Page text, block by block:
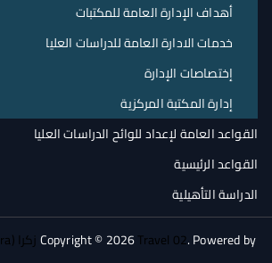
أهداف الإدارة العامة للمكتبات
خدمات الادارة العامة للدراسات العليا
إختصاصات الإدارة
إدارة المكتبة المركزية
القواعد العامة لإعداد للوائح الدراسات العليا
القواعد الرئيسية
الدراسة التأهيلية
Copyright © 2026Travel 02. Powered by زكرا (Zakra)